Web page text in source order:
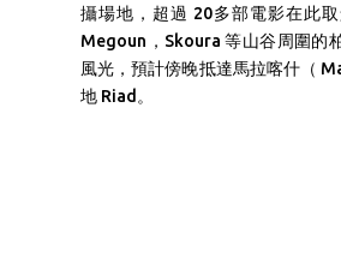
攝場地，超過 20多部電影在此取
Megoun，Skoura 等山谷周圍的
風光，預計傍晚抵達馬拉喀什（
地 Riad。